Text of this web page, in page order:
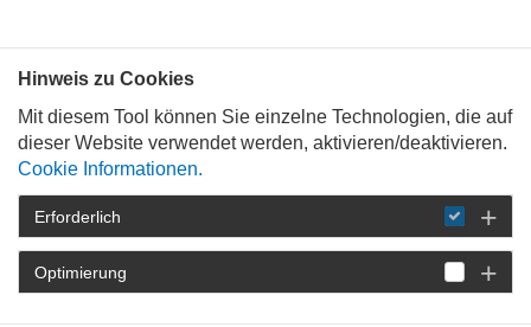
STARTSEITE DETAIL
Hinweis zu Cookies
Mit diesem Tool können Sie einzelne Technologien, die auf
dieser Website verwendet werden, aktivieren/deaktivieren.
Cookie Informationen.
Erforderlich
Optimierung